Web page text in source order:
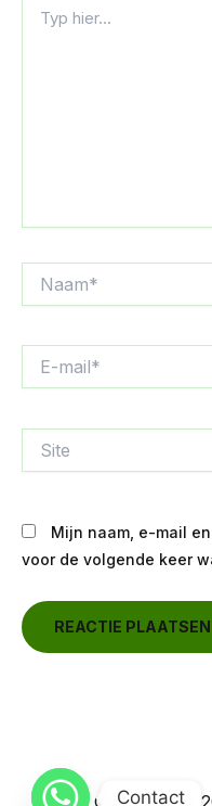
hier...
mail*
Mijn naam, e-mail
voor de volgende keer
Contact